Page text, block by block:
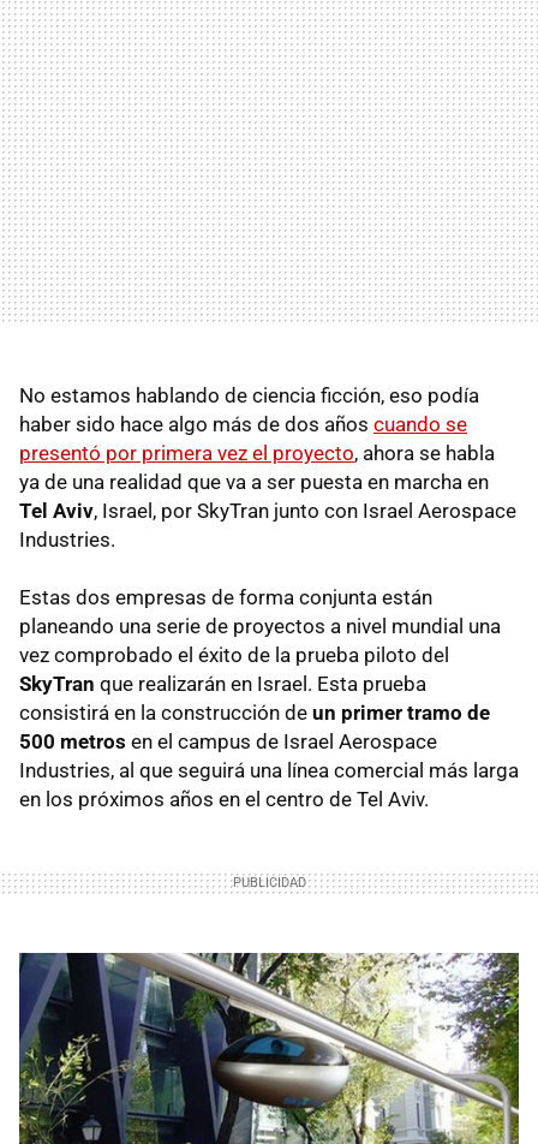
No estamos hablando de ciencia ficción, eso podía
haber sido hace algo más de dos años cuando se
presentó por primera vez el proyecto, ahora se habla
ya de una realidad que va a ser puesta en marcha en
Tel Aviv, Israel, por SkyTran junto con Israel Aerospace
Industries.
Estas dos empresas de forma conjunta están
planeando una serie de proyectos a nivel mundial una
vez comprobado el éxito de la prueba piloto del
SkyTran que realizarán en Israel. Esta prueba
consistirá en la construcción de un primer tramo de
500 metros en el campus de Israel Aerospace
Industries, al que seguirá una línea comercial más larga
en los próximos años en el centro de Tel Aviv.